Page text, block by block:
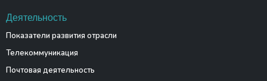
Деятельность
Показатели развития отрасли
Телекоммуникация
Почтовая деятельность